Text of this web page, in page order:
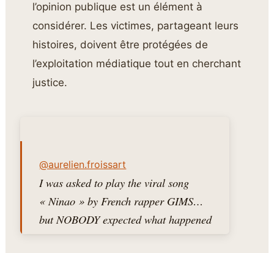
l’opinion publique est un élément à
considérer. Les victimes, partageant leurs
histoires, doivent être protégées de
l’exploitation médiatique tout en cherchant
justice.
@aurelien.froissart
I was asked to play the viral song
« Ninao » by French rapper GIMS…
but NOBODY expected what happened